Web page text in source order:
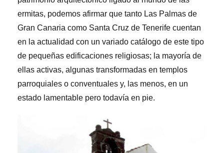
ermitas, podemos afirmar que tanto Las Palmas de
Gran Canaria como Santa Cruz de Tenerife cuentan
en la actualidad con un variado catálogo de este tipo
de pequeñas edificaciones religiosas; la mayoría de
ellas activas, algunas transformadas en templos
parroquiales o conventuales y, las menos, en un
estado lamentable pero todavía en pie.